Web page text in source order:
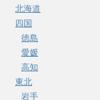
北海道
四国
徳島
愛媛
高知
東北
岩手